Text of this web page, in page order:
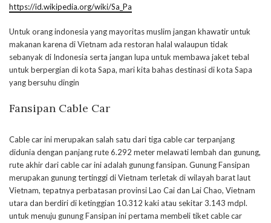
https://id.wikipedia.org/wiki/Sa_Pa
Untuk orang indonesia yang mayoritas muslim jangan khawatir untuk
makanan karena di Vietnam ada restoran halal walaupun tidak
sebanyak di Indonesia serta jangan lupa untuk membawa jaket tebal
untuk berpergian di kota Sapa, mari kita bahas destinasi di kota Sapa
yang bersuhu dingin
Fansipan Cable Car
Cable car ini merupakan salah satu dari tiga cable car terpanjang
didunia dengan panjang rute 6.292 meter melawati lembah dan gunung,
rute akhir dari cable car ini adalah gunung fansipan. Gunung Fansipan
merupakan gunung tertinggi di Vietnam terletak di wilayah barat laut
Vietnam, tepatnya perbatasan provinsi Lao Cai dan Lai Chao, Vietnam
utara dan berdiri di ketinggian 10.312 kaki atau sekitar 3.143 mdpl.
untuk menuju gunung Fansipan ini pertama membeli tiket cable car